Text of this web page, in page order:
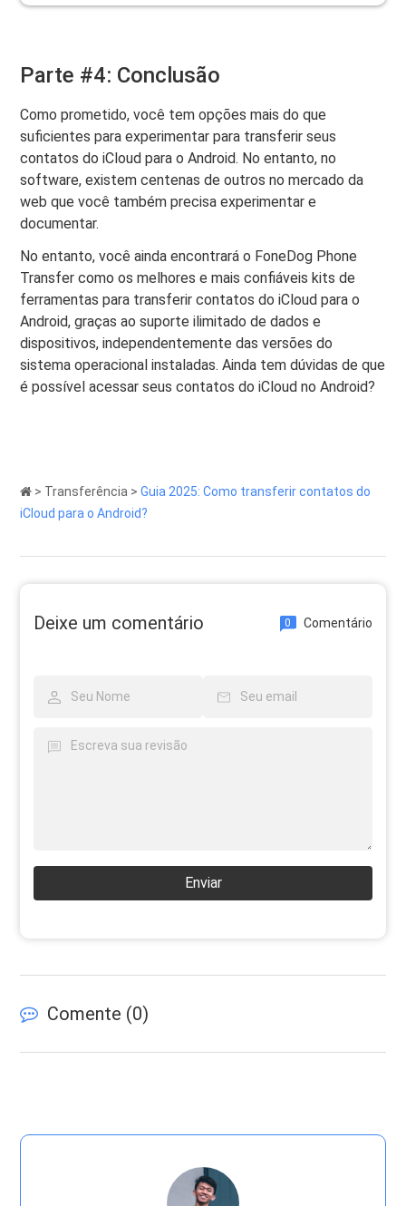
Parte #4: Conclusão
Como prometido, você tem opções mais do que
suficientes para experimentar para transferir seus
contatos do iCloud para o Android. No entanto, no
software, existem centenas de outros no mercado da
web que você também precisa experimentar e
documentar.
No entanto, você ainda encontrará o FoneDog Phone
Transfer como os melhores e mais confiáveis ​​kits de
ferramentas para transferir contatos do iCloud para o
Android, graças ao suporte ilimitado de dados e
dispositivos, independentemente das versões do
sistema operacional instaladas. Ainda tem dúvidas de que
é possível acessar seus contatos do iCloud no Android?
> Transferência >Guia 2025: Como transferir contatos do
iCloud para o Android?
Deixe um comentário 0 Comentário
Enviar
Comente (0)